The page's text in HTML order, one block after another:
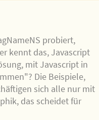
probiert,
kennt das, Javascript
mit Javascript in
Die Beispiele,
sich alle nur mit
das scheidet für